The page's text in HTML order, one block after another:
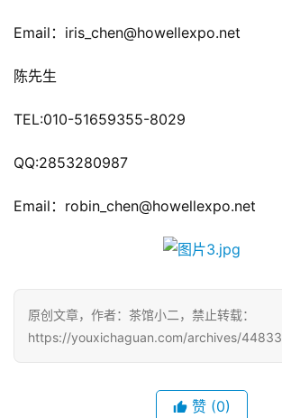
日
游
接
海
站
Email：iris_chen@howellexpo.net
陈先生
TEL:010-51659355-8029
QQ:2853280987
Email：robin_chen@howellexpo.net
原创文章，作者：茶馆小二，禁止转载：
https://youxichaguan.com/archives/44833
赞 (0)